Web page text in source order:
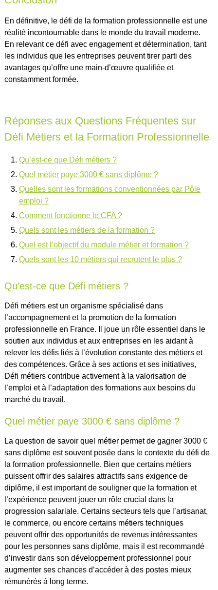
En définitive, le défi de la formation professionnelle est une
réalité incontournable dans le monde du travail moderne.
En relevant ce défi avec engagement et détermination, tant
les individus que les entreprises peuvent tirer parti des
avantages qu’offre une main-d’œuvre qualifiée et
constamment formée.
Réponses aux Questions Fréquentes sur
Défi Métiers et la Formation Professionnelle
Qu’est-ce que Défi métiers ?
Quel métier paye 3000 € sans diplôme ?
Quelles sont les formations conventionnées par Pôle
emploi ?
Comment fonctionne le CFA ?
Quels sont les métiers de la formation ?
Quel est l’objectif du module métier et formation ?
Quels sont les 10 métiers qui recrutent le plus ?
Qu’est-ce que Défi métiers ?
Défi métiers est un organisme spécialisé dans
l’accompagnement et la promotion de la formation
professionnelle en France. Il joue un rôle essentiel dans le
soutien aux individus et aux entreprises en les aidant à
relever les défis liés à l’évolution constante des métiers et
des compétences. Grâce à ses actions et ses initiatives,
Défi métiers contribue activement à la valorisation de
l’emploi et à l’adaptation des formations aux besoins du
marché du travail.
Quel métier paye 3000 € sans diplôme ?
La question de savoir quel métier permet de gagner 3000 €
sans diplôme est souvent posée dans le contexte du défi de
la formation professionnelle. Bien que certains métiers
puissent offrir des salaires attractifs sans exigence de
diplôme, il est important de souligner que la formation et
l’expérience peuvent jouer un rôle crucial dans la
progression salariale. Certains secteurs tels que l’artisanat,
le commerce, ou encore certains métiers techniques
peuvent offrir des opportunités de revenus intéressantes
pour les personnes sans diplôme, mais il est recommandé
d’investir dans son développement professionnel pour
augmenter ses chances d’accéder à des postes mieux
rémunérés à long terme.